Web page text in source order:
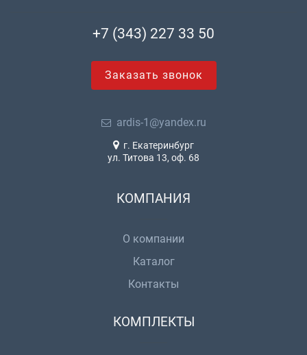
+7 (343) 227 33 50
Заказать звонок
ardis-1@yandex.ru
г. Екатеринбург
ул. Титова 13, оф. 68
КОМПАНИЯ
О компании
Каталог
Контакты
КОМПЛЕКТЫ